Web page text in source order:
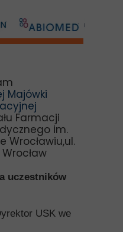
Majówki
Farmacji
im.
Wrocławiu,ul.
Wrocław
uczestników
USK we